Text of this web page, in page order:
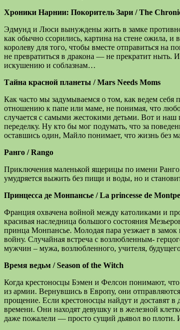
Хроники Нарнии: Покоритель Зари / The
Эдмунд и Люси вынуждены жить в замке
как обычно ссорились, картина на стене ожила,
королеву для того, чтобы вместе отправиться на
не превратиться в дракона — не прекратит
искушению и соблазнам…
Тайна красной планеты / Mars Needs Moms
Как часто мы задумываемся о том, как ведем
отношению к папе или маме, не понимая, что
случается с самыми жестокими детьми. Вот и наш
переделку. Ну кто бы мог подумать, что за
оставшись один, Майло понимает, что жизнь без
Ранго / Rango
Приключения маленькой ящерицы по имени
умудряется выжить без пищи и воды, но и
Принцесса де Монпансье / La princesse de
Франция охвачена войной между католиками и
красивая наследница большого состояния
принца Монпансье. Молодая пара уезжает в
войну. Случайная встреча с возлюбленным-
мужчин – мужа, возлюбленного, учителя,
Время ведьм / Season of the Witch
Когда крестоносцы Бэмен и Фелсон понимают,
из армии. Вернувшись в Европу, они
прощение. Если крестоносцы найдут и доставят в
времени. Они находят девушку и в железной
даже пожалели — просто сущий дьявол во плоти.